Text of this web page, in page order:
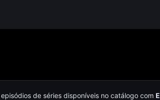
de séries disponíveis no catálogo com